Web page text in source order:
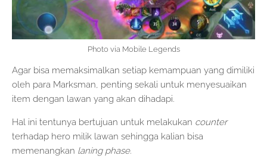
Photo via Mobile Legends
Agar bisa memaksimalkan setiap kemampuan yang dimiliki
oleh para Marksman, penting sekali untuk menyesuaikan
item dengan lawan yang akan dihadapi.
Hal ini tentunya bertujuan untuk melakukan counter
terhadap hero milik lawan sehingga kalian bisa
memenangkan laning phase.